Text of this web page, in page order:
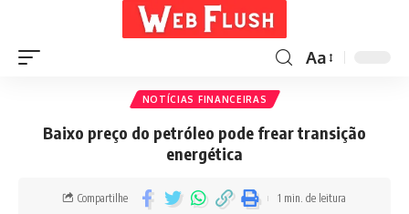
Aa
NOTÍCIAS FINANCEIRAS
Baixo preço do petróleo pode frear transição
energética
Compartilhe 1 min. de leitura